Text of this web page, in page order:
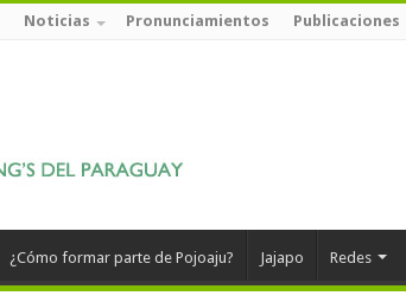
Noticias Pronunciamientos Publicaciones
¿Cómo formar parte de Pojoaju? Jajapo Redes